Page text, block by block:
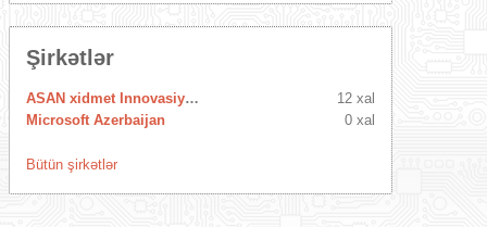
Şirkətlər
ASAN xidmet Innovasiya Mərkəzi
12 xal
Microsoft Azerbaijan
0 xal
Bütün şirkətlər